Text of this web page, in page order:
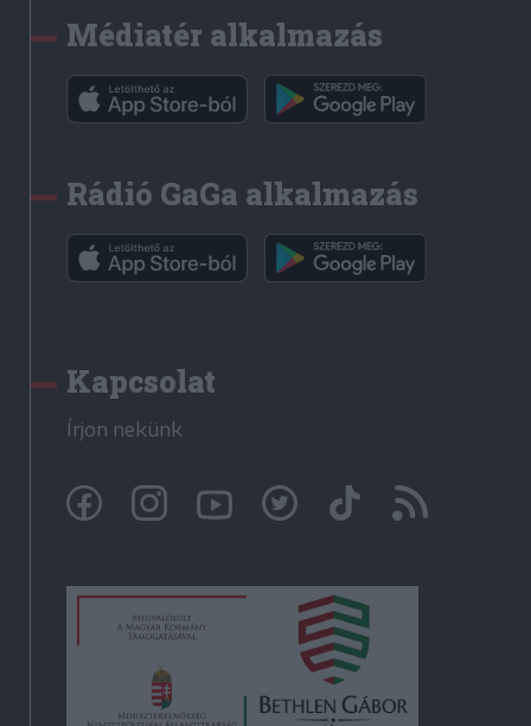
Médiatér alkalmazás
Rádió GaGa alkalmazás
Kapcsolat
Írjon nekünk